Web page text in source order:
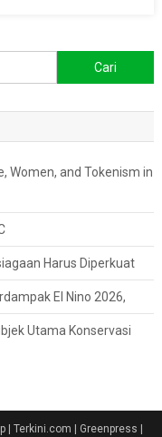
untuk:
Women, and Tokenism in
Harus Diperkuat
El Nino 2026,
Utama Konservasi
| Terkini.com | Greenpress